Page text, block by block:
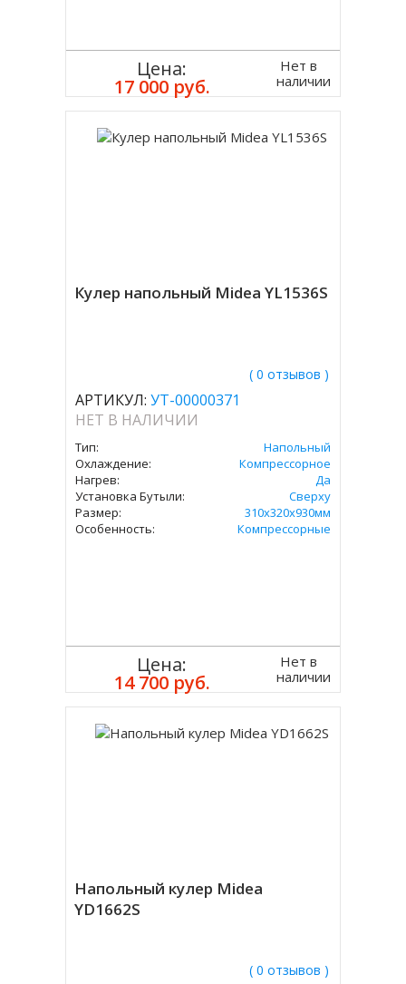
Цена:
17 000 руб.
Нет в
наличии
Кулер напольный Midea YL1536S
( 0 отзывов )
АРТИКУЛ: УТ-00000371
НЕТ В НАЛИЧИИ
Тип:
Напольный
Охлаждение:
Компрессорное
Нагрев:
Да
Установка Бутыли:
Сверху
Размер:
310х320х930мм
Особенность:
Компрессорные
Цена:
14 700 руб.
Нет в
наличии
Напольный кулер Midea
YD1662S
( 0 отзывов )